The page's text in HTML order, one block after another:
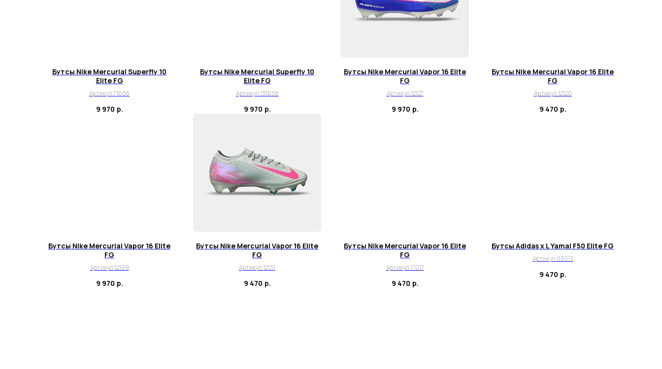
Бутсы Nike Mercurial Superfly 10
Elite FG
Артикул 71658
9 970 р.
Бутсы Nike Mercurial Superfly 10
Elite FG
Артикул 131658
9 970 р.
Бутсы Nike Mercurial Vapor 16 Elite
FG
Артикул 12127
9 970 р.
Бутсы Nike Mercurial Vapor 16 Elite
FG
Артикул 12120
9 470 р.
Бутсы Nike Mercurial Vapor 16 Elite
FG
Артикул 12199
9 970 р.
Бутсы Nike Mercurial Vapor 16 Elite
FG
Артикул 12131
9 470 р.
Бутсы Nike Mercurial Vapor 16 Elite
FG
Артикул 17017
9 470 р.
Бутсы Adidas x L Yamal F50 Elite FG
Артикул 03013
9 470 р.